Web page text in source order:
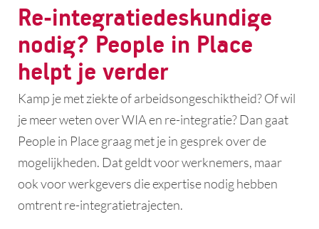
Re-integratiedeskundige
nodig? People in Place
helpt je verder
Kamp je met ziekte of arbeidsongeschiktheid? Of wil
je meer weten over WIA en re-integratie? Dan gaat
People in Place graag met je in gesprek over de
mogelijkheden. Dat geldt voor werknemers, maar
ook voor werkgevers die expertise nodig hebben
omtrent re-integratietrajecten.